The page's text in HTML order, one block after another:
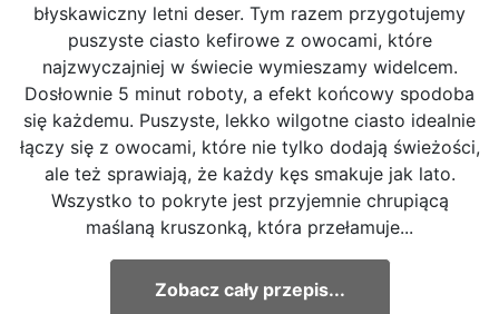
błyskawiczny letni deser. Tym razem przygotujemy
puszyste ciasto kefirowe z owocami, które
najzwyczajniej w świecie wymieszamy widelcem.
Dosłownie 5 minut roboty, a efekt końcowy spodoba
się każdemu. Puszyste, lekko wilgotne ciasto idealnie
łączy się z owocami, które nie tylko dodają świeżości,
ale też sprawiają, że każdy kęs smakuje jak lato.
Wszystko to pokryte jest przyjemnie chrupiącą
maślaną kruszonką, która przełamuje...
Zobacz cały przepis...